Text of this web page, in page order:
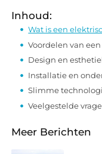
Inhoud:
Wat is een
Voordelen van
Design en
Installatie en
Slimme
Veelgestelde
Meer Berichten